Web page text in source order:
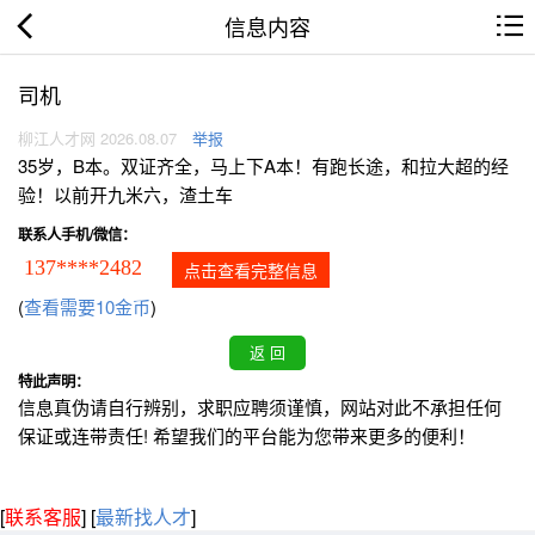
信息内容
司机
柳江人才网 2026.08.07 举报
35岁，B本。双证齐全，马上下A本！有跑长途，和拉大超的经
验！以前开九米六，渣土车
联系人手机/微信：
137****2482 点击查看完整信息
(查看需要10金币)
特此声明：
信息真伪请自行辨别，求职应聘须谨慎，网站对此不承担任何
保证或连带责任! 希望我们的平台能为您带来更多的便利！
[联系客服] [最新找人才]